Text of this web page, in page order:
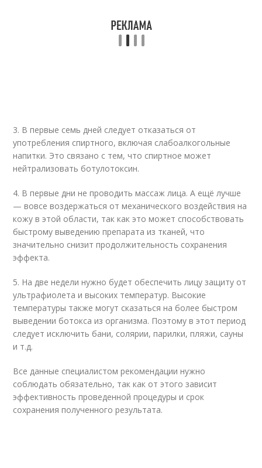
3. В первые семь дней следует отказаться от
употребления спиртного, включая слабоалкогольные
напитки. Это связано с тем, что спиртное может
нейтрализовать ботулотоксин.
4. В первые дни не проводить массаж лица. А ещё лучше
— вовсе воздержаться от механического воздействия на
кожу в этой области, так как это может способствовать
быстрому выведению препарата из тканей, что
значительно снизит продолжительность сохранения
эффекта.
5. На две недели нужно будет обеспечить лицу защиту от
ультрафиолета и высоких температур. Высокие
температуры также могут сказаться на более быстром
выведении ботокса из организма. Поэтому в этот период
следует исключить бани, солярии, парилки, пляжи, сауны
и т.д.
Все данные специалистом рекомендации нужно
соблюдать обязательно, так как от этого зависит
эффективность проведенной процедуры и срок
сохранения полученного результата.